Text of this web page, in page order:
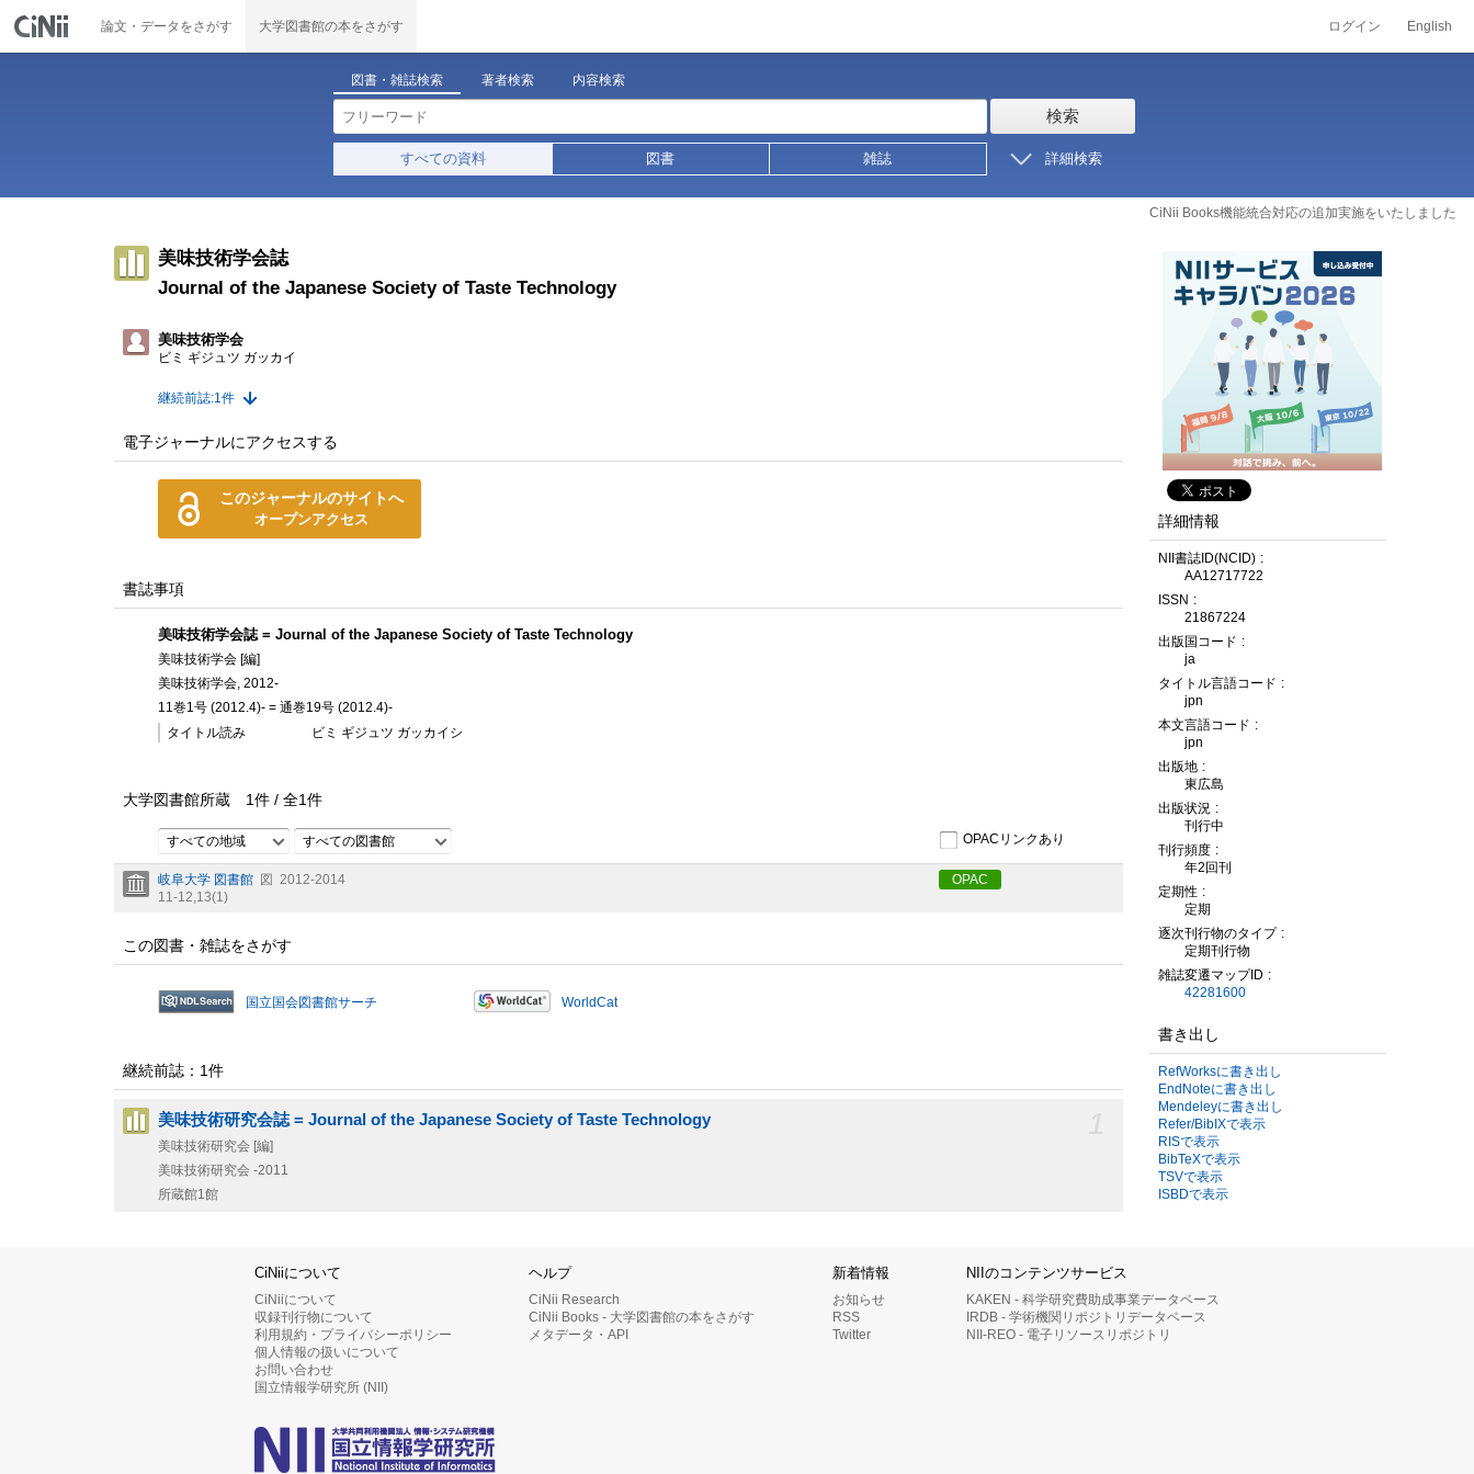
論文・データをさがす 大学図書館の本をさがす ログイン English
図書・雑誌検索 著者検索 内容検索
検索
すべての資料 図書 雑誌 詳細検索
CiNii Books機能統合対応の追加実施をいたしました
美味技術学会誌
Journal of the Japanese Society of Taste Technology
美味技術学会
ビミ ギジュツ ガッカイ
継続前誌:1件
電子ジャーナルにアクセスする
このジャーナルのサイトへ
オープンアクセス
書誌事項
美味技術学会誌 = Journal of the Japanese Society of Taste Technology
美味技術学会 [編]
美味技術学会, 2012-
11巻1号 (2012.4)- = 通巻19号 (2012.4)-
タイトル読み
ビミ ギジュツ ガッカイシ
大学図書館所蔵 1件 / 全1件
すべての地域 すべての図書館 OPACリンクあり
岐阜大学 図書館 図 2012-2014
11-12,13(1)
OPAC
この図書・雑誌をさがす
国立国会図書館サーチ WorldCat
継続前誌：1件
美味技術研究会誌 = Journal of the Japanese Society of Taste Technology
美味技術研究会 [編]
美味技術研究会 -2011
所蔵館1館
詳細情報
NII書誌ID(NCID)
AA12717722
ISSN
21867224
出版国コード
ja
タイトル言語コード
jpn
本文言語コード
jpn
出版地
東広島
出版状況
刊行中
刊行頻度
年2回刊
定期性
定期
逐次刊行物のタイプ
定期刊行物
雑誌変遷マップID
42281600
書き出し
RefWorksに書き出し
EndNoteに書き出し
Mendeleyに書き出し
Refer/BibIXで表示
RISで表示
BibTeXで表示
TSVで表示
ISBDで表示
CiNiiについて
CiNiiについて
収録刊行物について
利用規約・プライバシーポリシー
個人情報の扱いについて
お問い合わせ
国立情報学研究所 (NII)
ヘルプ
CiNii Research
CiNii Books - 大学図書館の本をさがす
メタデータ・API
新着情報
お知らせ
RSS
Twitter
NIIのコンテンツサービス
KAKEN - 科学研究費助成事業データベース
IRDB - 学術機関リポジトリデータベース
NII-REO - 電子リソースリポジトリ